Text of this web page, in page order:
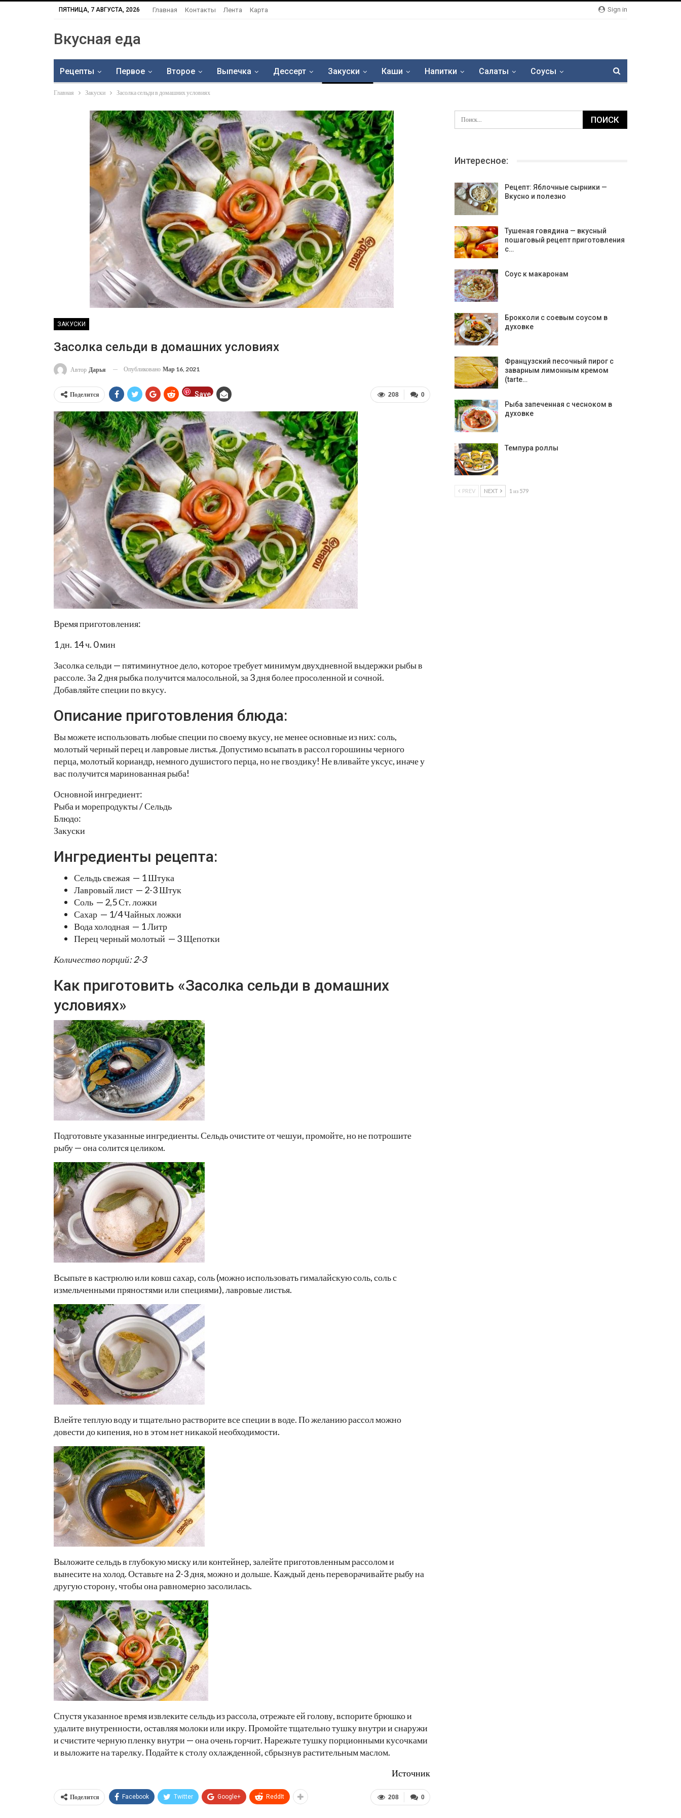
Sign in
ПЯТНИЦА, 7 АВГУСТА, 2026 Главная Контакты Лента Карта
Вкусная еда
Рецепты Первое Второе Выпечка Дессерт Закуски Каши Напитки Салаты Соусы
Главная Закуски Засолка сельди в домашних условиях
ЗАКУСКИ
Засолка сельди в домашних условиях
Автор Дарья Опубликовано Мар 16, 2021
0
208
Поделится Save
Время приготовления:
1 дн. 14 ч. 0 мин
Засолка сельди — пятиминутное дело, которое требует минимум двухдневной выдержки рыбы в
рассоле. За 2 дня рыбка получится малосольной, за 3 дня более просоленной и сочной.
Добавляйте специи по вкусу.
Описание приготовления блюда:
Вы можете использовать любые специи по своему вкусу, не менее основные из них: соль,
молотый черный перец и лавровые листья. Допустимо всыпать в рассол горошины черного
перца, молотый кориандр, немного душистого перца, но не гвоздику! Не вливайте уксус, иначе у
вас получится маринованная рыба!
Основной ингредиент:
Рыба и морепродукты / Сельдь
Блюдо:
Закуски
Ингредиенты рецепта:
Сельдь свежая — 1 Штука
Лавровый лист — 2-3 Штук
Соль — 2,5 Ст. ложки
Сахар — 1/4 Чайных ложки
Вода холодная — 1 Литр
Перец черный молотый — 3 Щепотки
Количество порций: 2-3
Как приготовить «Засолка сельди в домашних
условиях»
Подготовьте указанные ингредиенты. Сельдь очистите от чешуи, промойте, но не потрошите
рыбу — она солится целиком.
Всыпьте в кастрюлю или ковш сахар, соль (можно использовать гималайскую соль, соль с
измельченными пряностями или специями), лавровые листья.
Влейте теплую воду и тщательно растворите все специи в воде. По желанию рассол можно
довести до кипения, но в этом нет никакой необходимости.
Выложите сельдь в глубокую миску или контейнер, залейте приготовленным рассолом и
вынесите на холод. Оставьте на 2-3 дня, можно и дольше. Каждый день переворачивайте рыбу на
другую сторону, чтобы она равномерно засолилась.
Спустя указанное время извлеките сельдь из рассола, отрежьте ей голову, вспорите брюшко и
удалите внутренности, оставляя молоки или икру. Промойте тщательно тушку внутри и снаружи
и счистите черную пленку внутри — она очень горчит. Нарежьте тушку порционными кусочками
и выложите на тарелку. Подайте к столу охлажденной, сбрызнув растительным маслом.
Источник
0
208
Поделится Facebook Twitter Google+ ReddIt
Интересное:
Рецепт: Яблочные сырники —
Вкусно и полезно
Тушеная говядина — вкусный
пошаговый рецепт приготовления
с…
Соус к макаронам
Брокколи с соевым соусом в
духовке
Французский песочный пирог с
заварным лимонным кремом
(tarte…
Рыба запеченная с чесноком в
духовке
Темпура роллы
PREV NEXT 1 из 579